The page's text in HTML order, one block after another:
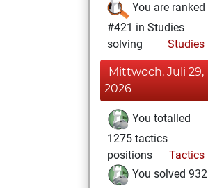
You are ranked
#421 in Studies
solving
Studies
Mittwoch, Juli 29,
2026
You totalled
1275 tactics
positions
Tactics
You solved 932